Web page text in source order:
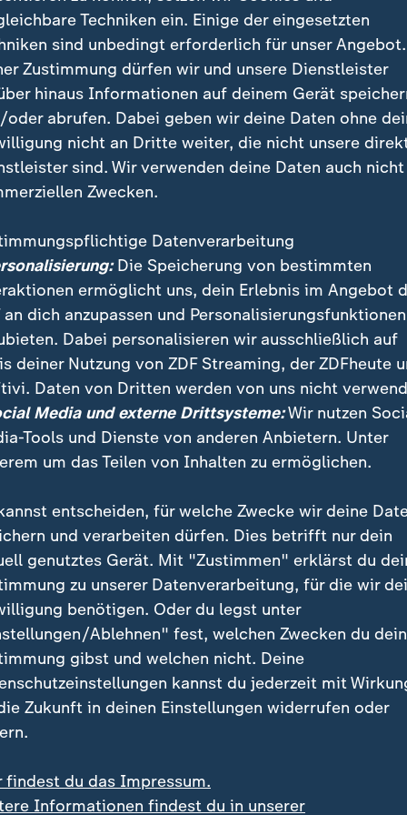
Massacre"
Schaffensprozess widmet der 52-jährige
der eigentlich Jason Charles Beck heißt,
Song des Albums: "Neoclassical Massacre", eine
die Künstler, die Musik machen, nur um sich der
und so größtmöglichen (kommerziellen)
eines Künstlers ist nicht, den
zu lassen, was wir schaffen - aber
zu unserem Vorteil zu nutzen,
haben.
sicher aber provokativste der elf
nicht der Erste, der die
hasserfüllte Rhetorik lenkt und
in Hand damit, dass ich ein Fan
davon, wie dramatisch er
Techniken ein. Einige der eingesetzten
sind unbedingt erforderlich für unser
Zustimmung dürfen wir und unsere Dienstleister
hinaus Informationen auf deinem Gerät
oder abrufen. Dabei geben wir deine Daten ohne
nicht an Dritte weiter, die nicht unsere
sind. Wir verwenden deine Daten auch nicht
Zwecken.
Datenverarbeitung
Die Speicherung von bestimmten
ermöglicht uns, dein Erlebnis im Angebot
an dich anzupassen und Personalisierungsfunktionen
Dabei personalisieren wir ausschließlich auf
deiner Nutzung von ZDF Streaming, der ZDFheute
Daten von Dritten werden von uns nicht
Media und externe Drittsysteme:Wir nutzen
Tools und Dienste von anderen Anbietern. Unter
um das Teilen von Inhalten zu ermöglichen.
entscheiden, für welche Zwecke wir deine
und verarbeiten dürfen. Dies betrifft nur dein
genutztes Gerät. Mit "Zustimmen" erklärst du
zu unserer Datenverarbeitung, für die wir
benötigen. Oder du legst unter
Ablehnen" fest, welchen Zwecken du
gibst und welchen nicht. Deine
kannst du jederzeit mit
Zukunft in deinen Einstellungen widerrufen oder
findest du das Impressum.
Informationen findest du in unserer